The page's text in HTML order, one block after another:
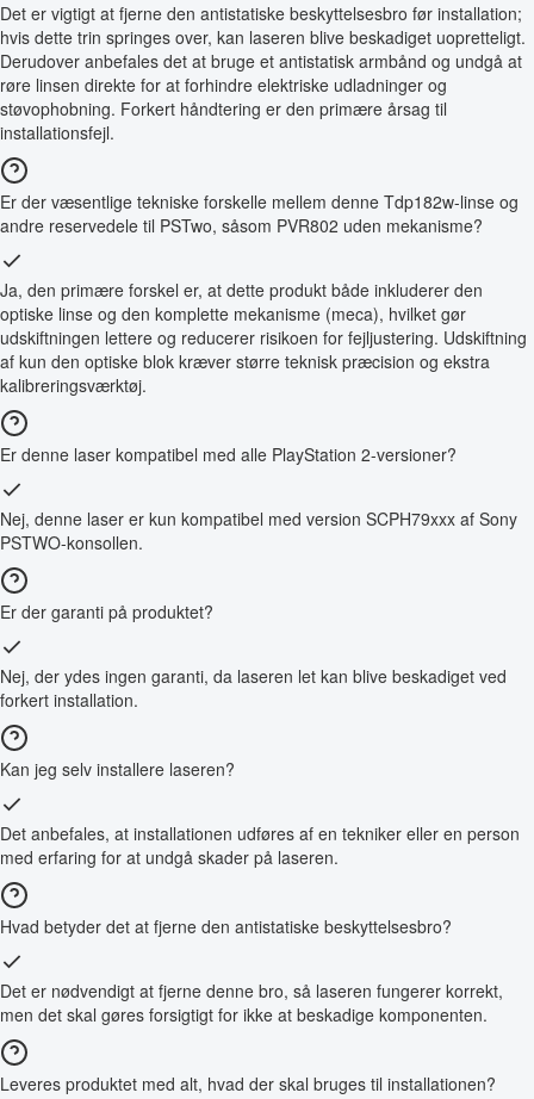
Det er vigtigt at fjerne den antistatiske beskyttelsesbro før installation;
hvis dette trin springes over, kan laseren blive beskadiget uopretteligt.
Derudover anbefales det at bruge et antistatisk armbånd og undgå at
røre linsen direkte for at forhindre elektriske udladninger og
støvophobning. Forkert håndtering er den primære årsag til
installationsfejl.
Er der væsentlige tekniske forskelle mellem denne Tdp182w-linse og
andre reservedele til PSTwo, såsom PVR802 uden mekanisme?
Ja, den primære forskel er, at dette produkt både inkluderer den
optiske linse og den komplette mekanisme (meca), hvilket gør
udskiftningen lettere og reducerer risikoen for fejljustering. Udskiftning
af kun den optiske blok kræver større teknisk præcision og ekstra
kalibreringsværktøj.
Er denne laser kompatibel med alle PlayStation 2-versioner?
Nej, denne laser er kun kompatibel med version SCPH79xxx af Sony
PSTWO-konsollen.
Er der garanti på produktet?
Nej, der ydes ingen garanti, da laseren let kan blive beskadiget ved
forkert installation.
Kan jeg selv installere laseren?
Det anbefales, at installationen udføres af en tekniker eller en person
med erfaring for at undgå skader på laseren.
Hvad betyder det at fjerne den antistatiske beskyttelsesbro?
Det er nødvendigt at fjerne denne bro, så laseren fungerer korrekt,
men det skal gøres forsigtigt for ikke at beskadige komponenten.
Leveres produktet med alt, hvad der skal bruges til installationen?